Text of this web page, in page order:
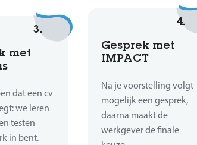
3.
met
dat een cv
we leren
testen
in bent.
4.
Gesprek met
IMPACT
Na je voorstelling volgt
mogelijk een gesprek,
daarna maakt de
werkgever de finale